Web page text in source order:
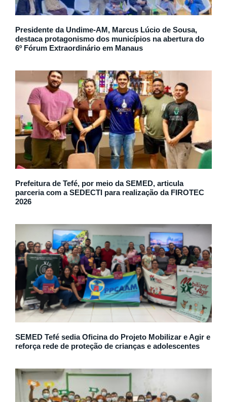
Presidente da Undime-AM, Marcus Lúcio de Sousa,
destaca protagonismo dos municípios na abertura do
6º Fórum Extraordinário em Manaus
Prefeitura de Tefé, por meio da SEMED, articula
parceria com a SEDECTI para realização da FIROTEC
2026
SEMED Tefé sedia Oficina do Projeto Mobilizar e Agir e
reforça rede de proteção de crianças e adolescentes